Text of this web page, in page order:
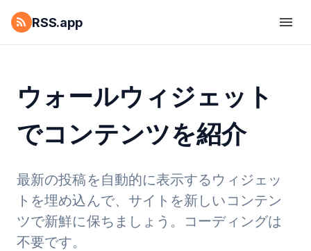
RSS.app
ウォールウィジェット
でコンテンツを紹介
最新の投稿を自動的に表示するウィジェッ
トを埋め込んで、サイトを新しいコンテン
ツで新鮮に保ちましょう。コーディングは
不要です。